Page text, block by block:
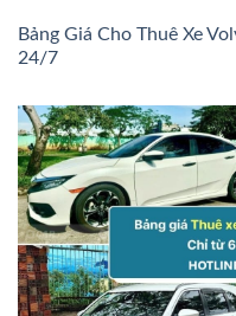
Bảng Giá Cho Thuê Xe
24/7